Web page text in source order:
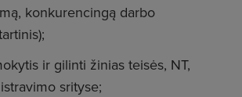
konkurencingą darbo
ir gilinti žinias teisės, NT,
srityse;